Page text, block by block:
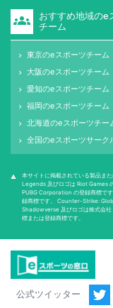
groups
おすすめ地域のe
チーム
keyboard_arrow_right 東京のeスポーツチーム
keyboard_arrow_right 大阪のeスポーツチーム
keyboard_arrow_right 愛知のeスポーツチーム
keyboard_arrow_right 福岡のeスポーツチーム
keyboard_arrow_right 北海道のeスポーツチー
keyboard_arrow_right 全国のeスポーツサーク
warning
本サイトに掲載されている製品ま
Legends 及びロゴは Riot Games
PUBG Corporation の登録商標で
録商標です。 Counter-Strike:
Shadowverse 及びロゴは株式会社
標または登録商標です。
公式ツイッター